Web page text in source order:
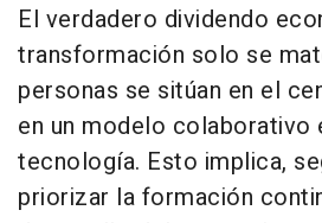
El verdadero dividendo
transformación solo se
personas se sitúan en el
en un modelo colaborativo
tecnología. Esto implica,
priorizar la formación